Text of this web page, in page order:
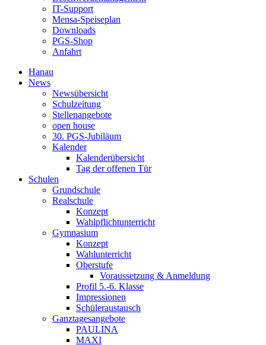
IT-Support
Mensa-Speiseplan
Downloads
PGS-Shop
Anfahrt
Hanau
News
Newsübersicht
Schulzeitung
Stellenangebote
open house
30. PGS-Jubiläum
Kalender
Kalenderübersicht
Tag der offenen Tür
Schulen
Grundschule
Realschule
Konzept
Wahlpflichtunterricht
Gymnasium
Konzept
Wahlunterricht
Oberstufe
Voraussetzung & Anmeldung
Profil 5.-6. Klasse
Impressionen
Schüleraustausch
Ganztagesangebote
PAULINA
MAXI